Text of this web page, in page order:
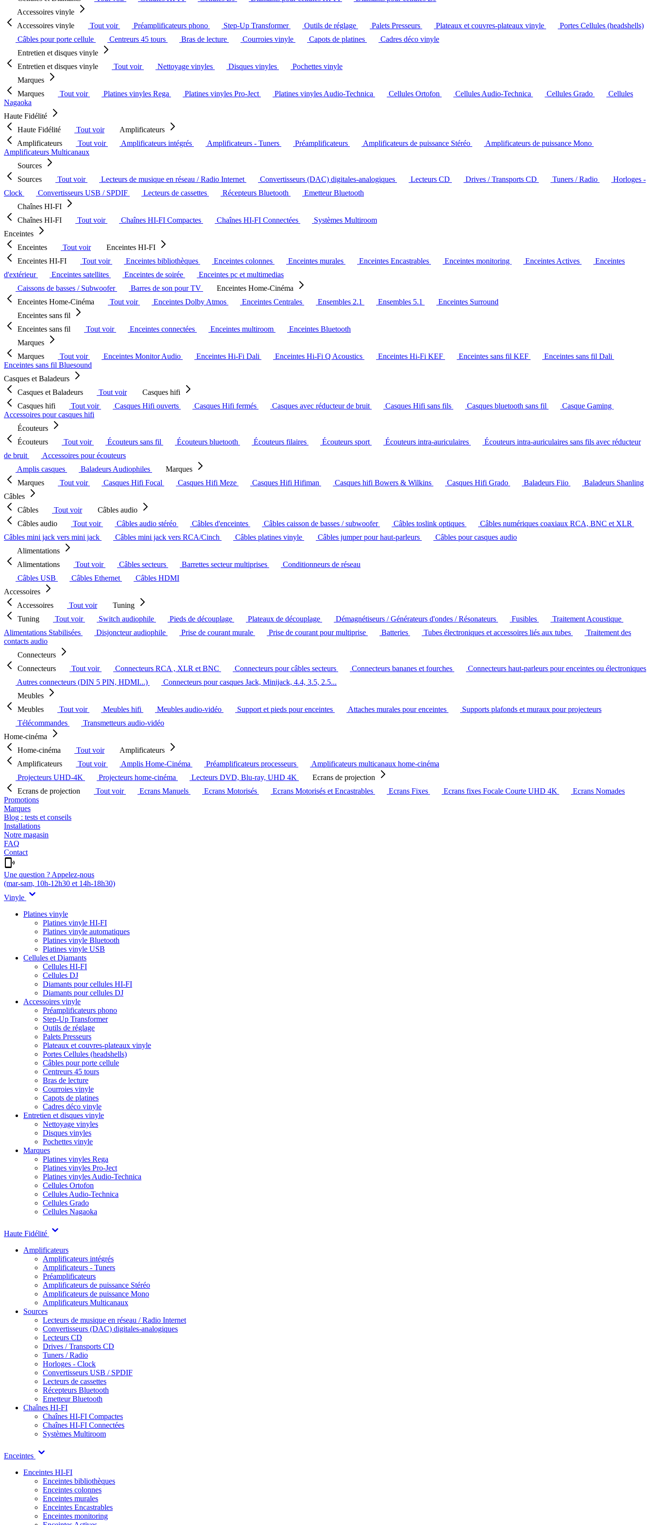
Accessoires vinyle
Accessoires vinyle
Tout voir Préamplificateurs phono Step-Up Transformer Outils de réglage Palets Presseurs Plateaux et couvres-plateaux vinyle
Portes Cellules (headshells)
Câbles pour porte cellule
Centreurs 45 tours Bras de lecture Courroies vinyle Capots de platines
Cadres déco vinyle
Entretien et disques vinyle
Entretien et disques vinyle
Tout voir Nettoyage vinyles Disques vinyles
Pochettes vinyle
Marques
Marques
Tout voir Platines vinyles Rega Platines vinyles Pro-Ject Platines vinyles Audio-Technica Cellules Ortofon Cellules Audio-Technica Cellules Grado
Cellules
Nagaoka
Haute Fidélité
Haute Fidélité
Tout voir
Amplificateurs
Amplificateurs
Tout voir Amplificateurs intégrés Amplificateurs - Tuners Préamplificateurs Amplificateurs de puissance Stéréo
Amplificateurs de puissance Mono
Amplificateurs Multicanaux
Sources
Sources
Tout voir Lecteurs de musique en réseau / Radio Internet Convertisseurs (DAC) digitales-analogiques Lecteurs CD Drives / Transports CD Tuners / Radio
Horloges -
Clock
Convertisseurs USB / SPDIF Lecteurs de cassettes Récepteurs Bluetooth
Emetteur Bluetooth
Chaînes HI-FI
Chaînes HI-FI
Tout voir Chaînes HI-FI Compactes Chaînes HI-FI Connectées
Systèmes Multiroom
Enceintes
Enceintes
Tout voir
Enceintes HI-FI
Enceintes HI-FI
Tout voir Enceintes bibliothèques Enceintes colonnes Enceintes murales Enceintes Encastrables Enceintes monitoring Enceintes Actives
Enceintes
d'extérieur
Enceintes satellites Enceintes de soirée
Enceintes pc et multimedias
Caissons de basses / Subwoofer
Barres de son pour TV
Enceintes Home-Cinéma
Enceintes Home-Cinéma
Tout voir Enceintes Dolby Atmos Enceintes Centrales Ensembles 2.1 Ensembles 5.1
Enceintes Surround
Enceintes sans fil
Enceintes sans fil
Tout voir Enceintes connectées Enceintes multiroom
Enceintes Bluetooth
Marques
Marques
Tout voir Enceintes Monitor Audio Enceintes Hi-Fi Dali Enceintes Hi-Fi Q Acoustics Enceintes Hi-Fi KEF Enceintes sans fil KEF
Enceintes sans fil Dali
Enceintes sans fil Bluesound
Casques et Baladeurs
Casques et Baladeurs
Tout voir
Casques hifi
Casques hifi
Tout voir Casques Hifi ouverts Casques Hifi fermés Casques avec réducteur de bruit Casques Hifi sans fils Casques bluetooth sans fil
Casque Gaming
Accessoires pour casques hifi
Écouteurs
Écouteurs
Tout voir Écouteurs sans fil Écouteurs bluetooth Écouteurs filaires Écouteurs sport Écouteurs intra-auriculaires
Écouteurs intra-auriculaires sans fils avec réducteur
de bruit
Accessoires pour écouteurs
Amplis casques
Baladeurs Audiophiles
Marques
Marques
Tout voir Casques Hifi Focal Casques Hifi Meze Casques Hifi Hifiman Casques hifi Bowers & Wilkins Casques Hifi Grado Baladeurs Fiio
Baladeurs Shanling
Câbles
Câbles
Tout voir
Câbles audio
Câbles audio
Tout voir Câbles audio stéréo Câbles d'enceintes Câbles caisson de basses / subwoofer Câbles toslink optiques
Câbles numériques coaxiaux RCA, BNC et XLR
Câbles mini jack vers mini jack
Câbles mini jack vers RCA/Cinch Câbles platines vinyle Câbles jumper pour haut-parleurs
Câbles pour casques audio
Alimentations
Alimentations
Tout voir Câbles secteurs Barrettes secteur multiprises
Conditionneurs de réseau
Câbles USB
Câbles Ethernet
Câbles HDMI
Accessoires
Accessoires
Tout voir
Tuning
Tuning
Tout voir Switch audiophile Pieds de découplage Plateaux de découplage Démagnétiseurs / Générateurs d'ondes / Résonateurs Fusibles
Traitement Acoustique
Alimentations Stabilisées
Disjoncteur audiophile Prise de courant murale Prise de courant pour multiprise Batteries Tubes électroniques et accessoires liés aux tubes
Traitement des
contacts audio
Connecteurs
Connecteurs
Tout voir Connecteurs RCA , XLR et BNC Connecteurs pour câbles secteurs Connecteurs bananes et fourches
Connecteurs haut-parleurs pour enceintes ou électroniques
Autres connecteurs (DIN 5 PIN, HDMI...)
Connecteurs pour casques Jack, Minijack, 4.4, 3.5, 2.5...
Meubles
Meubles
Tout voir Meubles hifi Meubles audio-vidéo Support et pieds pour enceintes Attaches murales pour enceintes
Supports plafonds et muraux pour projecteurs
Télécommandes
Transmetteurs audio-vidéo
Home-cinéma
Home-cinéma
Tout voir
Amplificateurs
Amplificateurs
Tout voir Amplis Home-Cinéma Préamplificateurs processeurs
Amplificateurs multicanaux home-cinéma
Projecteurs UHD-4K
Projecteurs home-cinéma Lecteurs DVD, Blu-ray, UHD 4K
Ecrans de projection
Ecrans de projection
Tout voir Ecrans Manuels Ecrans Motorisés Ecrans Motorisés et Encastrables Ecrans Fixes Ecrans fixes Focale Courte UHD 4K
Ecrans Nomades
Promotions
Marques
Blog : tests et conseils
Installations
Notre magasin
FAQ
Contact
Une question ? Appelez-nous
(mar-sam, 10h-12h30 et 14h-18h30)
Vinyle
Platines vinyle
Platines vinyle HI-FI
Platines vinyle automatiques
Platines vinyle Bluetooth
Platines vinyle USB
Cellules et Diamants
Cellules HI-FI
Cellules DJ
Diamants pour cellules HI-FI
Diamants pour cellules DJ
Accessoires vinyle
Préamplificateurs phono
Step-Up Transformer
Outils de réglage
Palets Presseurs
Plateaux et couvres-plateaux vinyle
Portes Cellules (headshells)
Câbles pour porte cellule
Centreurs 45 tours
Bras de lecture
Courroies vinyle
Capots de platines
Cadres déco vinyle
Entretien et disques vinyle
Nettoyage vinyles
Disques vinyles
Pochettes vinyle
Marques
Platines vinyles Rega
Platines vinyles Pro-Ject
Platines vinyles Audio-Technica
Cellules Ortofon
Cellules Audio-Technica
Cellules Grado
Cellules Nagaoka
Haute Fidélité
Amplificateurs
Amplificateurs intégrés
Amplificateurs - Tuners
Préamplificateurs
Amplificateurs de puissance Stéréo
Amplificateurs de puissance Mono
Amplificateurs Multicanaux
Sources
Lecteurs de musique en réseau / Radio Internet
Convertisseurs (DAC) digitales-analogiques
Lecteurs CD
Drives / Transports CD
Tuners / Radio
Horloges - Clock
Convertisseurs USB / SPDIF
Lecteurs de cassettes
Récepteurs Bluetooth
Emetteur Bluetooth
Chaînes HI-FI
Chaînes HI-FI Compactes
Chaînes HI-FI Connectées
Systèmes Multiroom
Enceintes
Enceintes HI-FI
Enceintes bibliothèques
Enceintes colonnes
Enceintes murales
Enceintes Encastrables
Enceintes monitoring